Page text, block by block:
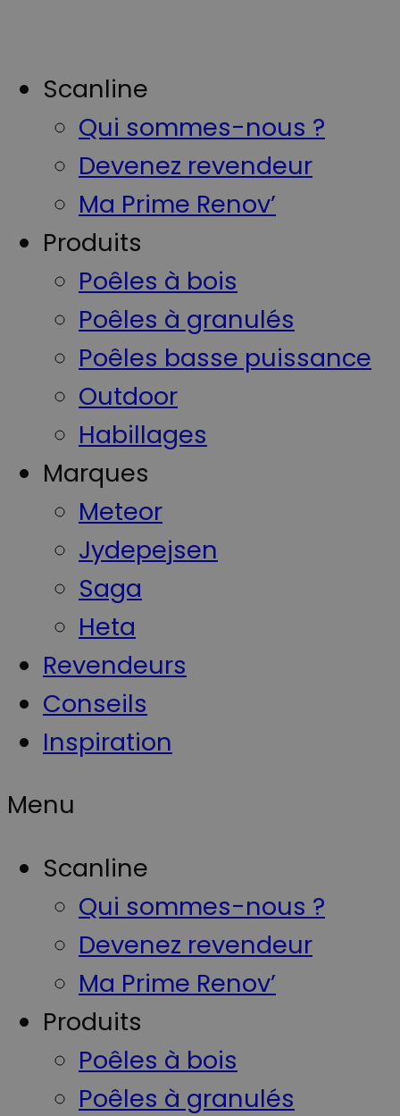
Scanline
Qui sommes-nous ?
Devenez revendeur
Ma Prime Renov’
Produits
Poêles à bois
Poêles à granulés
Poêles basse puissance
Outdoor
Habillages
Marques
Meteor
Jydepejsen
Saga
Heta
Revendeurs
Conseils
Inspiration
Menu
Scanline
Qui sommes-nous ?
Devenez revendeur
Ma Prime Renov’
Produits
Poêles à bois
Poêles à granulés